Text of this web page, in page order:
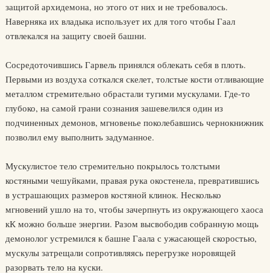
защитой архидемона, но этого от них и не требовалось.
Наверняка их владыка использует их для того чтобы Гаал
отвлекался на защиту своей башни.
Сосредоточившись Гарвель принялся облекать себя в плоть.
Первыми из воздуха соткался скелет, толстые кости отливающие
металлом стремительно обрастали тугими мускулами. Где-то
глубоко, на самой грани сознания зашевелился один из
подчиненных демонов, мгновенье поколебавшись чернокнижник
позволил ему выполнить задуманное.
Мускулистое тело стремительно покрылось толстыми
костяными чешуйками, правая рука окостенела, превратившись
в устрашающих размеров костяной клинок. Несколько
мгновений ушло на то, чтобы зачерпнуть из окружающего хаоса
кК можно больше энергии. Разом высвободив собранную мощь
демонолог устремился к башне Гаала с ужасающей скоростью,
мускулы затрещали сопротивляясь перегрузке норовящей
разорвать тело на куски.